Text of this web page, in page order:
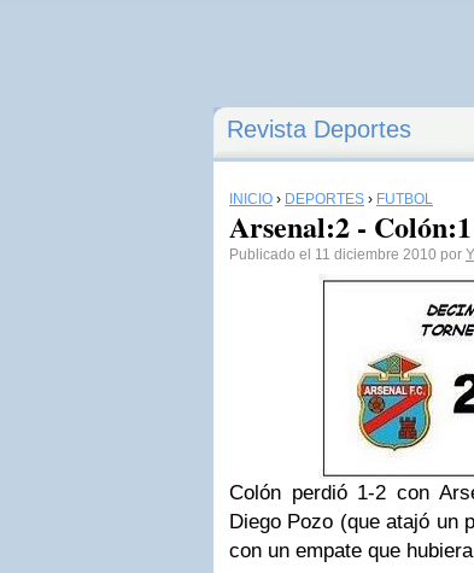
Revista Deportes
INICIO › DEPORTES › FÚTBOL
Arsenal:2 -
Publicado el 11 diciembre 2010 por
Colón perdió 1-2 con
Diego Pozo (que atajó un
con un empate que